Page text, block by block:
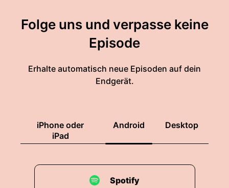
Folge uns und verpasse keine
Episode
Erhalte automatisch neue Episoden auf dein
Endgerät.
iPhone oder
iPad
Android Desktop
Spotify